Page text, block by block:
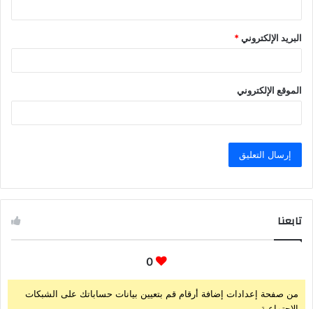
البريد الإلكتروني*
الموقع الإلكتروني
تابعنا
0
من صفحة إعدادات إضافة أرقام قم بتعيين بيانات حساباتك على الشبكات